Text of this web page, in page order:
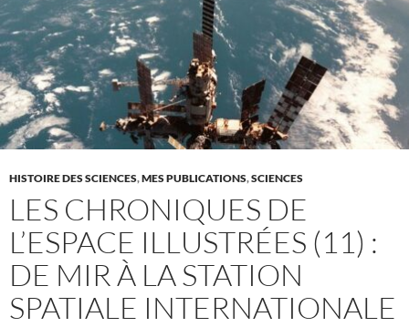
HISTOIRE DES SCIENCES,MES PUBLICATIONS,SCIENCES
LES CHRONIQUES DE
L’ESPACE ILLUSTRÉES (11) :
DE MIR À LA STATION
SPATIALE INTERNATIONALE